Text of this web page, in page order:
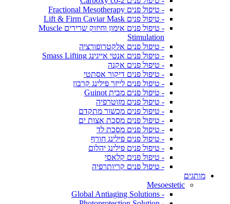
- טיפול פנים Fractional Mesotherapy
- טיפול פנים Lift & Firm Caviar Mask
- טיפול פנים אימון וחיזוק שרירים Muscle
Stimulation
- טיפול פנים אלקטרופורציה
- טיפול פנים אנטי אייגינג Smass Lifting
- טיפול פנים אקנה
- טיפול פנים דיקור אסתטי
- טיפול פנים לייזר פילינג קרבון
- טיפול פנים מבית Guinot
- טיפול פנים מזוטרפיה
- טיפול פנים מכשור מתקדם
- טיפול פנים מסכת אצות ים
- טיפול פנים מסכת לד
- טיפול פנים פילינג חורף
- טיפול פנים פילינג יהלום
- טיפול פנים קלאסי
- טיפול פנים קריותרפיה
מותגים
Mesoestetic
- Global Antiaging Solutions